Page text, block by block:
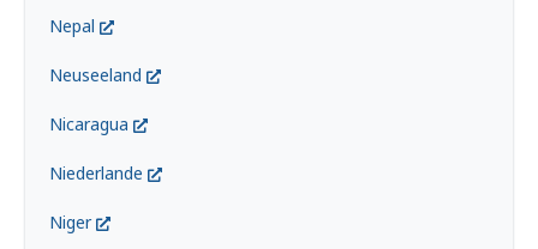
Nepal
Neuseeland
Nicaragua
Niederlande
Niger